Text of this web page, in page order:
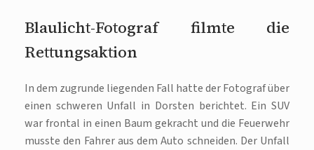
Blaulicht-Fotograf filmte die
Rettungsaktion
In dem zugrunde liegenden Fall hatte der Fotograf über
einen schweren Unfall in Dorsten berichtet. Ein SUV
war frontal in einen Baum gekracht und die Feuerwehr
musste den Fahrer aus dem Auto schneiden. Der Unfall